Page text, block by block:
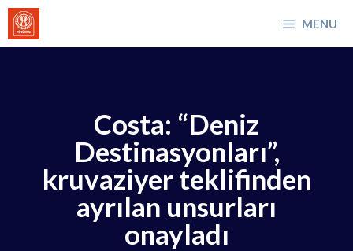
İçeriğe
atla
MENU
Costa: “Deniz
Destinasyonları”,
kruvaziyer teklifinden
ayrılan unsurları
onayladı